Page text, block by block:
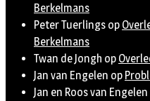
Berkelmans
Peter Tuerlings op
Berkelmans
Twan de Jongh op
Jan van Engelen op
Jan en Roos van Engelen